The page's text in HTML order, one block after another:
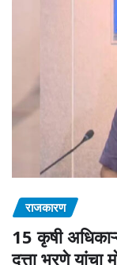
राजकारण
15 कृषी
दत्ता भरणे यांचा